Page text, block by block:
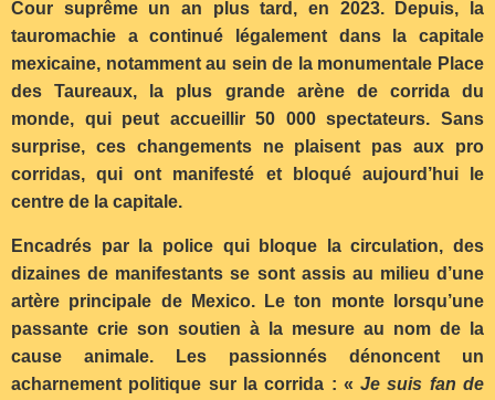
Cour suprême un an plus tard, en 2023. Depuis, la
tauromachie a continué légalement dans la capitale
mexicaine, notamment au sein de la monumentale Place
des Taureaux, la plus grande arène de corrida du
monde, qui peut accueillir 50 000 spectateurs. Sans
surprise, ces changements ne plaisent pas aux pro
corridas, qui ont manifesté et bloqué aujourd’hui le
centre de la capitale.
Encadrés par la police qui bloque la circulation, des
dizaines de manifestants se sont assis au milieu d’une
artère principale de Mexico. Le ton monte lorsqu’une
passante crie son soutien à la mesure au nom de la
cause animale. Les passionnés dénoncent un
acharnement politique sur la corrida : «Je suis fan de